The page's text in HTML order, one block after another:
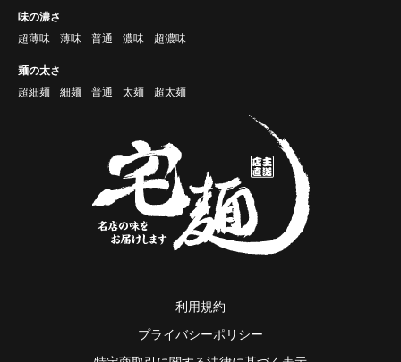
味の濃さ
超薄味
薄味 普通 濃味 超濃味
麺の太さ
超細麺
細麺 普通 太麺 超太麺
利用規約
プライバシーポリシー